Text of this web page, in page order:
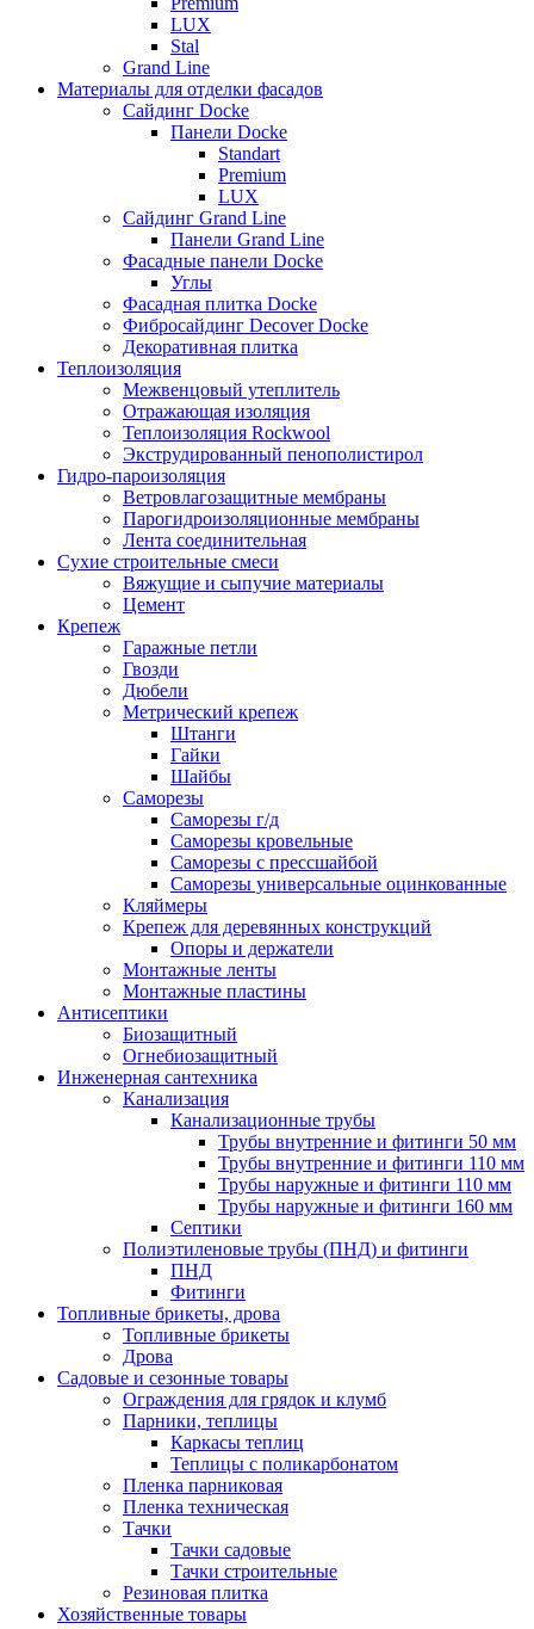
LUX
Stal
Grand Line
Материалы для отделки фасадов
Сайдинг Docke
Панели Docke
Standart
Premium
LUX
Сайдинг Grand Line
Панели Grand Line
Фасадные панели Docke
Углы
Фасадная плитка Docke
Фибросайдинг Decover Docke
Декоративная плитка
Теплоизоляция
Межвенцовый утеплитель
Отражающая изоляция
Теплоизоляция Rockwool
Экструдированный пенополистирол
Гидро-пароизоляция
Ветровлагозащитные мембраны
Парогидроизоляционные мембраны
Лента соединительная
Сухие строительные смеси
Вяжущие и сыпучие материалы
Цемент
Крепеж
Гаражные петли
Гвозди
Дюбели
Метрический крепеж
Штанги
Гайки
Шайбы
Саморезы
Саморезы г/д
Саморезы кровельные
Саморезы с прессшайбой
Саморезы универсальные оцинкованные
Кляймеры
Крепеж для деревянных конструкций
Опоры и держатели
Монтажные ленты
Монтажные пластины
Антисептики
Биозащитный
Огнебиозащитный
Инженерная сантехника
Канализация
Канализационные трубы
Трубы внутренние и фитинги 50 мм
Трубы внутренние и фитинги 110 мм
Трубы наружные и фитинги 110 мм
Трубы наружные и фитинги 160 мм
Септики
Полиэтиленовые трубы (ПНД) и фитинги
ПНД
Фитинги
Топливные брикеты, дрова
Топливные брикеты
Дрова
Садовые и сезонные товары
Ограждения для грядок и клумб
Парники, теплицы
Каркасы теплиц
Теплицы с поликарбонатом
Пленка парниковая
Пленка техническая
Тачки
Тачки садовые
Тачки строительные
Резиновая плитка
Хозяйственные товары